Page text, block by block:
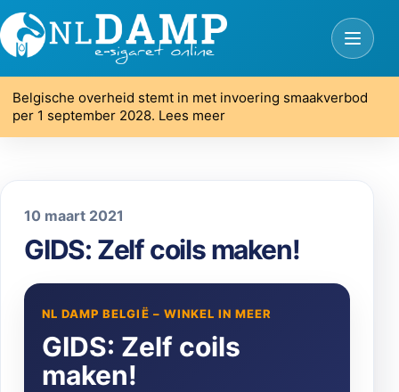
Belgische overheid stemt in met invoering smaakverbod
per 1 september 2028. Lees meer
10 maart 2021
GIDS: Zelf coils maken!
NL DAMP BELGIË – WINKEL IN MEER
GIDS: Zelf coils
maken!